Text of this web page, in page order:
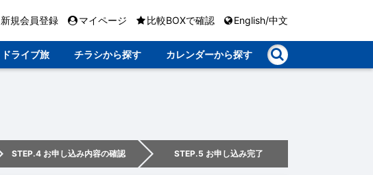
新規会員登録 マイページ 比較BOXで確認 English/中文
ドライブ旅 チラシから探す カレンダーから探す
STEP.4 お申し込み内容の確認 STEP.5 お申し込み完了